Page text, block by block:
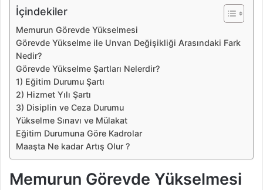
İçindekiler
Memurun Görevde Yükselmesi
Görevde Yükselme ile Unvan Değişikliği Arasındaki Fark
Nedir?
Görevde Yükselme Şartları Nelerdir?
1) Eğitim Durumu Şartı
2) Hizmet Yılı Şartı
3) Disiplin ve Ceza Durumu
Yükselme Sınavı ve Mülakat
Eğitim Durumuna Göre Kadrolar
Maaşta Ne kadar Artış Olur ?
Memurun Görevde Yükselmesi